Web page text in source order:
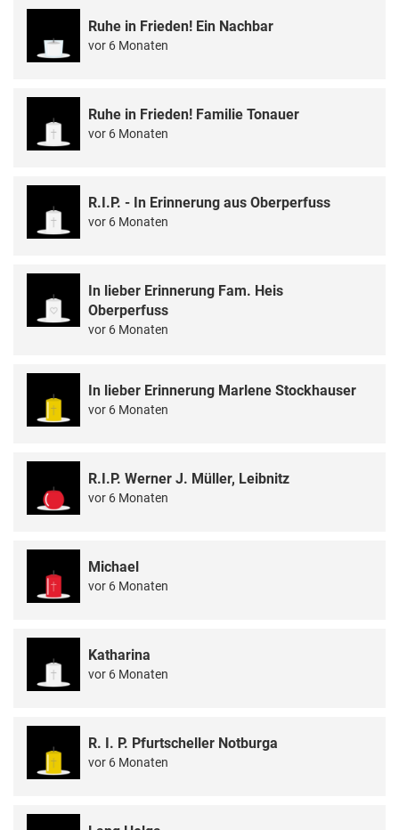
Ruhe in Frieden! Ein Nachbar
vor 6 Monaten
Ruhe in Frieden! Familie Tonauer
vor 6 Monaten
R.I.P. - In Erinnerung aus Oberperfuss
vor 6 Monaten
In lieber Erinnerung Fam. Heis
Oberperfuss
vor 6 Monaten
In lieber Erinnerung Marlene Stockhauser
vor 6 Monaten
R.I.P. Werner J. Müller, Leibnitz
vor 6 Monaten
Michael
vor 6 Monaten
Katharina
vor 6 Monaten
R. I. P. Pfurtscheller Notburga
vor 6 Monaten